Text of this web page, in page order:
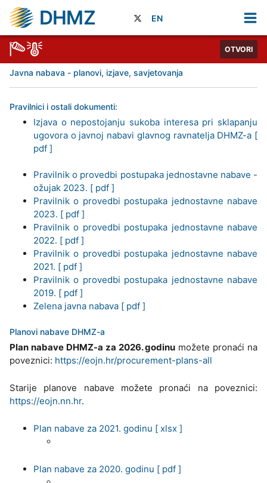
DHMZ EN
OTVORI
Javna nabava - planovi, izjave, savjetovanja
Pravilnici i ostali dokumenti:
Izjava o nepostojanju sukoba interesa pri sklapanju
ugovora o javnoj nabavi glavnog ravnatelja DHMZ-a [
pdf ]
Pravilnik o provedbi postupaka jednostavne nabave -
ožujak 2023. [ pdf ]
Pravilnik o provedbi postupaka jednostavne nabave
2023. [ pdf ]
Pravilnik o provedbi postupaka jednostavne nabave
2022. [ pdf ]
Pravilnik o provedbi postupaka jednostavne nabave
2021. [ pdf ]
Pravilnik o provedbi postupaka jednostavne nabave
2019. [ pdf ]
Zelena javna nabava [ pdf ]
Planovi nabave DHMZ-a
Plan nabave DHMZ-a za 2026. godinu možete pronaći na
poveznici: https://eojn.hr/procurement-plans-all
Starije planove nabave možete pronaći na poveznici:
https://eojn.nn.hr.
Plan nabave za 2021. godinu [ xlsx ]
Plan nabave za 2020. godinu [ pdf ]